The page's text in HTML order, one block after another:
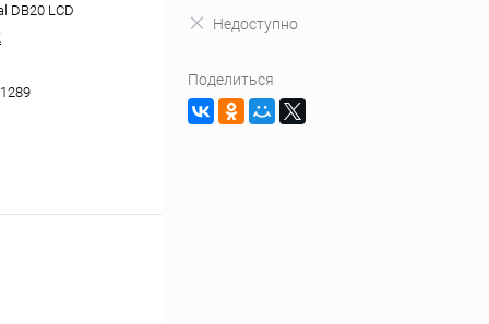
DB20 LCD
Недоступно
Поделиться